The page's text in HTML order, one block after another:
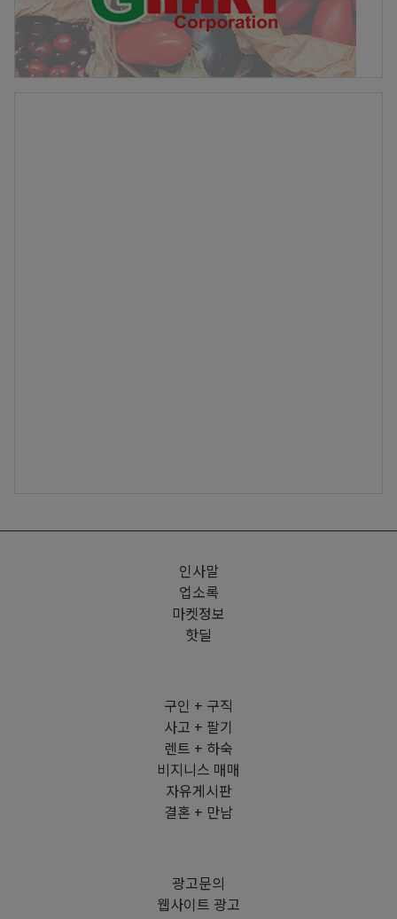
인사말
업소록
마켓정보
핫딜
구인 + 구직
사고 + 팔기
렌트 + 하숙
비지니스 매매
자유게시판
결혼 + 만남
광고문의
웹사이트 광고